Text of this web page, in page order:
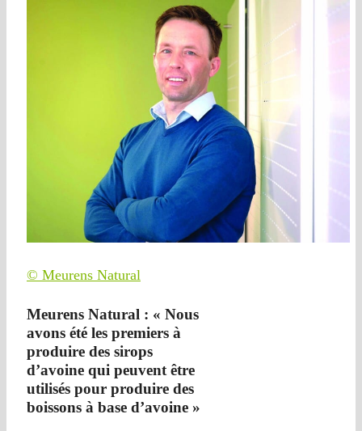
© Meurens Natural
Meurens Natural : « Nous
avons été les premiers à
produire des sirops
d’avoine qui peuvent être
utilisés pour produire des
boissons à base d’avoine »